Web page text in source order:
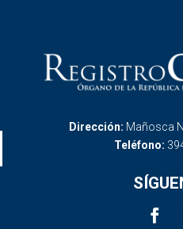
Dirección: Mañosca
Teléfono: